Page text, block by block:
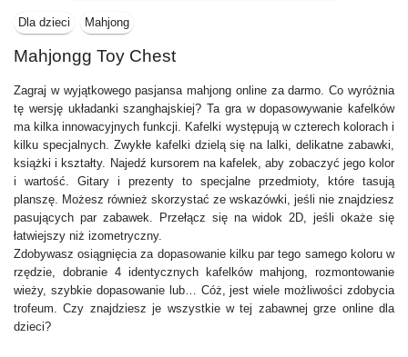
Dla dzieci Mahjong
Mahjongg Toy Chest
Zagraj w wyjątkowego pasjansa mahjong online za darmo. Co wyróżnia
tę wersję układanki szanghajskiej? Ta gra w dopasowywanie kafelków
ma kilka innowacyjnych funkcji. Kafelki występują w czterech kolorach i
kilku specjalnych. Zwykłe kafelki dzielą się na lalki, delikatne zabawki,
książki i kształty. Najedź kursorem na kafelek, aby zobaczyć jego kolor
i wartość. Gitary i prezenty to specjalne przedmioty, które tasują
planszę. Możesz również skorzystać ze wskazówki, jeśli nie znajdziesz
pasujących par zabawek. Przełącz się na widok 2D, jeśli okaże się
łatwiejszy niż izometryczny.
Zdobywasz osiągnięcia za dopasowanie kilku par tego samego koloru w
rzędzie, dobranie 4 identycznych kafelków mahjong, rozmontowanie
wieży, szybkie dopasowanie lub… Cóż, jest wiele możliwości zdobycia
trofeum. Czy znajdziesz je wszystkie w tej zabawnej grze online dla
dzieci?